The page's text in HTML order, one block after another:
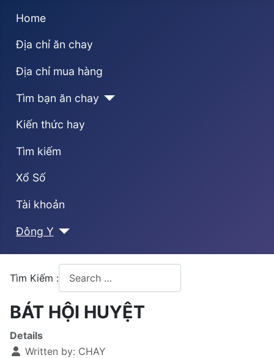
Home
Địa chỉ ăn chay
Địa chỉ mua hàng
Tìm bạn ăn chay
Kiến thức hay
Tìm kiếm
Xổ Số
Tài khoản
Đông Y
Tìm Kiếm :
Type 2 or more characters for results.
BÁT HỘI HUYỆT
Details
Written by: CHAY